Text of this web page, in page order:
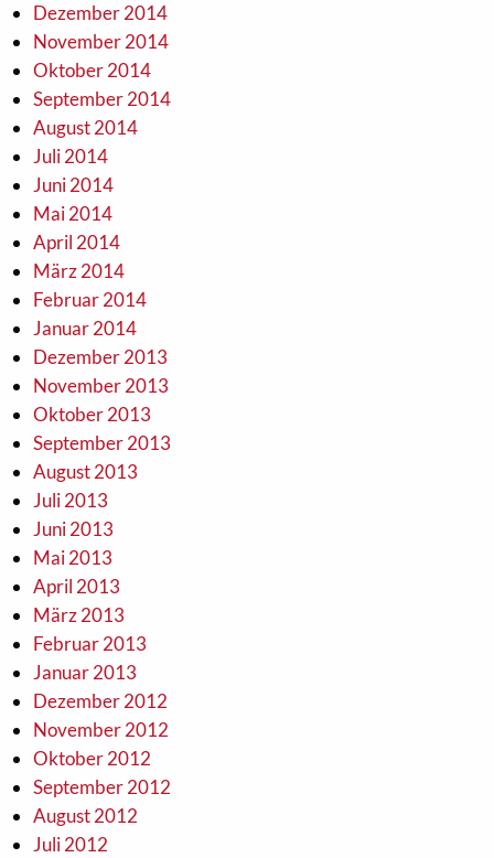
Dezember 2014
November 2014
Oktober 2014
September 2014
August 2014
Juli 2014
Juni 2014
Mai 2014
April 2014
März 2014
Februar 2014
Januar 2014
Dezember 2013
November 2013
Oktober 2013
September 2013
August 2013
Juli 2013
Juni 2013
Mai 2013
April 2013
März 2013
Februar 2013
Januar 2013
Dezember 2012
November 2012
Oktober 2012
September 2012
August 2012
Juli 2012